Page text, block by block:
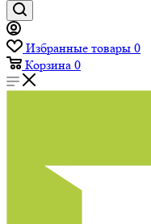
Избранные товары 0
Корзина 0